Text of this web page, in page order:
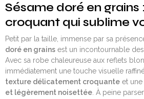
Sésame doré en grains
croquant qui sublime
Petit par la taille, immense par sa
doré en grains est un incontournable
Avec sa robe chaleureuse aux reflets
immédiatement une touche visuelle
texture délicatement croquante et une
et légèrement noisettée . À peine